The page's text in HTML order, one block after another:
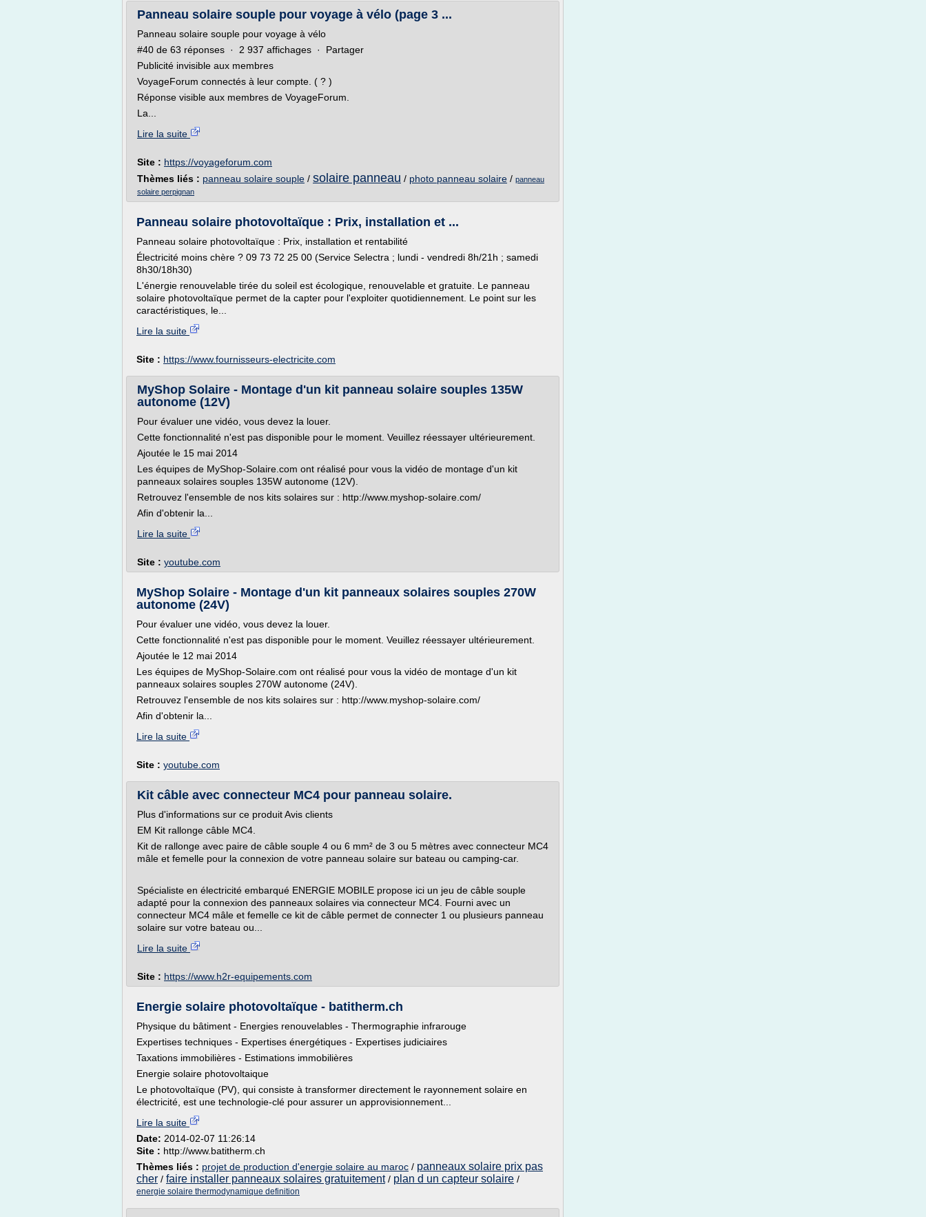
Panneau solaire souple pour voyage à vélo (page 3 ...
Panneau solaire souple pour voyage à vélo
#40 de 63 réponses · 2 937 affichages · Partager
Publicité invisible aux membres
VoyageForum connectés à leur compte. ( ? )
Réponse visible aux membres de VoyageForum.
La...
Lire la suite
Site : https://voyageforum.com
Thèmes liés : panneau solaire souple / solaire panneau / photo panneau solaire / panneau
solaire perpignan
Panneau solaire photovoltaïque : Prix, installation et ...
Panneau solaire photovoltaïque : Prix, installation et rentabilité
Électricité moins chère ? 09 73 72 25 00 (Service Selectra ; lundi - vendredi 8h/21h ; samedi
8h30/18h30)
L'énergie renouvelable tirée du soleil est écologique, renouvelable et gratuite. Le panneau
solaire photovoltaïque permet de la capter pour l'exploiter quotidiennement. Le point sur les
caractéristiques, le...
Lire la suite
Site : https://www.fournisseurs-electricite.com
MyShop Solaire - Montage d'un kit panneau solaire souples 135W
autonome (12V)
Pour évaluer une vidéo, vous devez la louer.
Cette fonctionnalité n'est pas disponible pour le moment. Veuillez réessayer ultérieurement.
Ajoutée le 15 mai 2014
Les équipes de MyShop-Solaire.com ont réalisé pour vous la vidéo de montage d'un kit
panneaux solaires souples 135W autonome (12V).
Retrouvez l'ensemble de nos kits solaires sur : http://www.myshop-solaire.com/
Afin d'obtenir la...
Lire la suite
Site : youtube.com
MyShop Solaire - Montage d'un kit panneaux solaires souples 270W
autonome (24V)
Pour évaluer une vidéo, vous devez la louer.
Cette fonctionnalité n'est pas disponible pour le moment. Veuillez réessayer ultérieurement.
Ajoutée le 12 mai 2014
Les équipes de MyShop-Solaire.com ont réalisé pour vous la vidéo de montage d'un kit
panneaux solaires souples 270W autonome (24V).
Retrouvez l'ensemble de nos kits solaires sur : http://www.myshop-solaire.com/
Afin d'obtenir la...
Lire la suite
Site : youtube.com
Kit câble avec connecteur MC4 pour panneau solaire.
Plus d'informations sur ce produit Avis clients
EM Kit rallonge câble MC4.
Kit de rallonge avec paire de câble souple 4 ou 6 mm² de 3 ou 5 mètres avec connecteur MC4
mâle et femelle pour la connexion de votre panneau solaire sur bateau ou camping-car.
Spécialiste en électricité embarqué ENERGIE MOBILE propose ici un jeu de câble souple
adapté pour la connexion des panneaux solaires via connecteur MC4. Fourni avec un
connecteur MC4 mâle et femelle ce kit de câble permet de connecter 1 ou plusieurs panneau
solaire sur votre bateau ou...
Lire la suite
Site : https://www.h2r-equipements.com
Energie solaire photovoltaïque - batitherm.ch
Physique du bâtiment - Energies renouvelables - Thermographie infrarouge
Expertises techniques - Expertises énergétiques - Expertises judiciaires
Taxations immobilières - Estimations immobilières
Energie solaire photovoltaique
Le photovoltaïque (PV), qui consiste à transformer directement le rayonnement solaire en
électricité, est une technologie-clé pour assurer un approvisionnement...
Lire la suite
Date: 2014-02-07 11:26:14
Site : http://www.batitherm.ch
Thèmes liés : projet de production d'energie solaire au maroc / panneaux solaire prix pas
cher / faire installer panneaux solaires gratuitement/ plan d un capteur solaire /
energie solaire thermodynamique definition